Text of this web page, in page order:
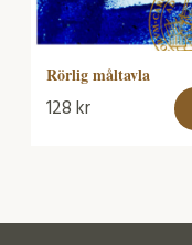
Rörlig måltavla
128kr